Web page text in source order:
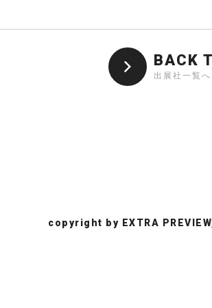
BACK
出展社一覧へ
copyright by EXTRA